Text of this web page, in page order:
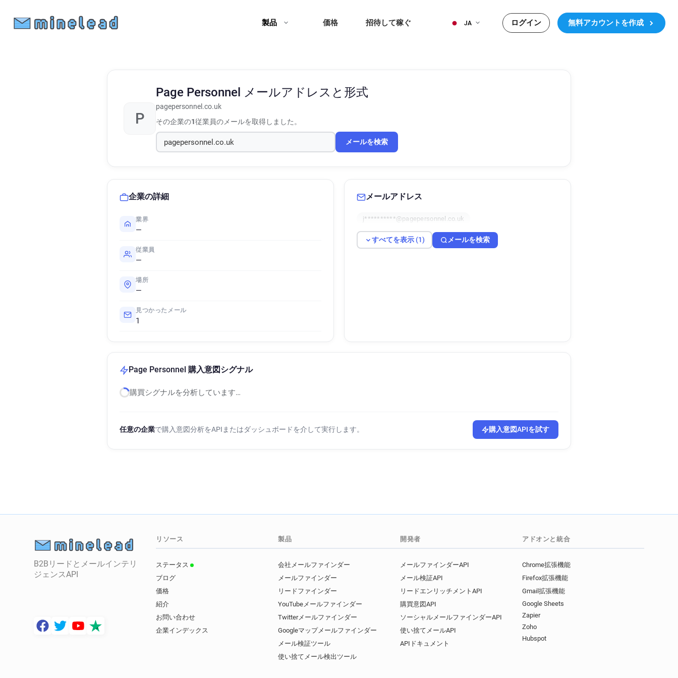
製品 価格 招待して稼ぐ JA ログイン 無料アカウントを作成
P
Page Personnel メールアドレスと形式
pagepersonnel.co.uk
その企業の1従業員のメールを取得しました。
メールを検索
企業の詳細
業界
—
従業員
—
場所
—
見つかったメール
1
メールアドレス
j**********@pagepersonnel.co.uk
すべてを表示 (1) メールを検索
Page Personnel 購入意図シグナル
購買シグナルを分析しています…
任意の企業で購入意図分析をAPIまたはダッシュボードを介して実行します。 購入意図APIを試す
B2Bリードとメールインテリ
ジェンスAPI
リソース
ステータス
ブログ
価格
紹介
お問い合わせ
企業インデックス
製品
会社メールファインダー
メールファインダー
リードファインダー
YouTubeメールファインダー
Twitterメールファインダー
Googleマップメールファインダー
メール検証ツール
使い捨てメール検出ツール
開発者
メールファインダーAPI
メール検証API
リードエンリッチメントAPI
購買意図API
ソーシャルメールファインダーAPI
使い捨てメールAPI
APIドキュメント
アドオンと統合
Chrome拡張機能
Firefox拡張機能
Gmail拡張機能
Google Sheets
Zapier
Zoho
Hubspot